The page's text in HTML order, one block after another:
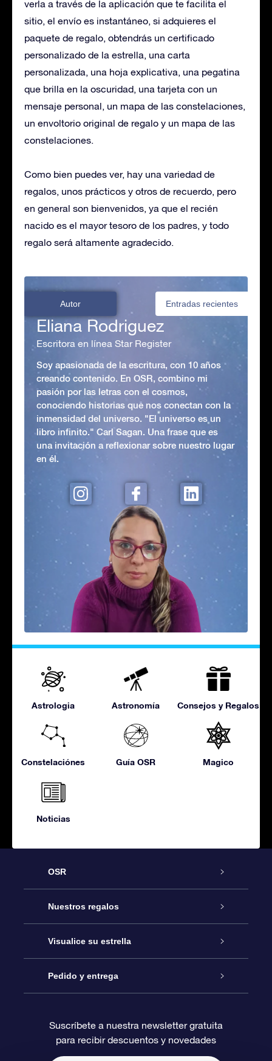
verla a través de la aplicación que te facilita el
sitio, el envío es instantáneo, si adquieres el
paquete de regalo, obtendrás un certificado
personalizado de la estrella, una carta
personalizada, una hoja explicativa, una pegatina
que brilla en la oscuridad, una tarjeta con un
mensaje personal, un mapa de las constelaciones,
un envoltorio original de regalo y un mapa de las
constelaciones.
Como bien puedes ver, hay una variedad de
regalos, unos prácticos y otros de recuerdo, pero
en general son bienvenidos, ya que el recién
nacido es el mayor tesoro de los padres, y todo
regalo será altamente agradecido.
Autor Entradas recientes
Eliana Rodriguez
Escritora en línea Star Register
Soy apasionada de la escritura, con 10 años
creando contenido. En OSR, combino mi
pasión por las letras con el cosmos,
conociendo historias que nos conectan con la
inmensidad del universo. "El universo es un
libro infinito." Carl Sagan. Una frase que es
una invitación a reflexionar sobre nuestro lugar
en él.
Astrologia Astronomía Consejos y Regalos
Constelaciónes Guía OSR Magico
Noticias
OSR
Atención
Contáctanos
Blog
Reseñas
Nuestros regalos
Regalo Estrella Online
Paquete de Regalo OSR
Tarjeta de Regalo OSR
Visualice su estrella
Registro estelar
Página de Estrella Personalizada
Pedido y entrega
Información de Pago
Suscríbete a nuestra newsletter gratuita
para recibir descuentos y novedades